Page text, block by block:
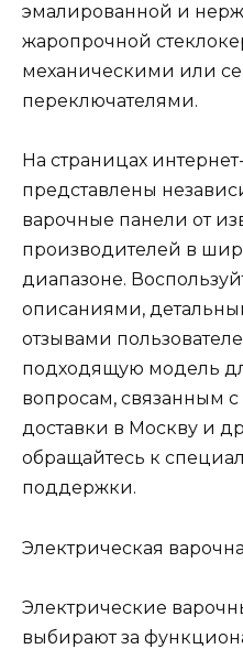
эмалированной и
жаропрочной
механическими или
переключателями.
На страницах
представлены
варочные панели от
производителей в
диапазоне.
описаниями,
отзывами
подходящую модель
вопросам, связанным
доставки в Москву и
обращайтесь к
поддержки.
Электрическая
Электрические
выбирают за